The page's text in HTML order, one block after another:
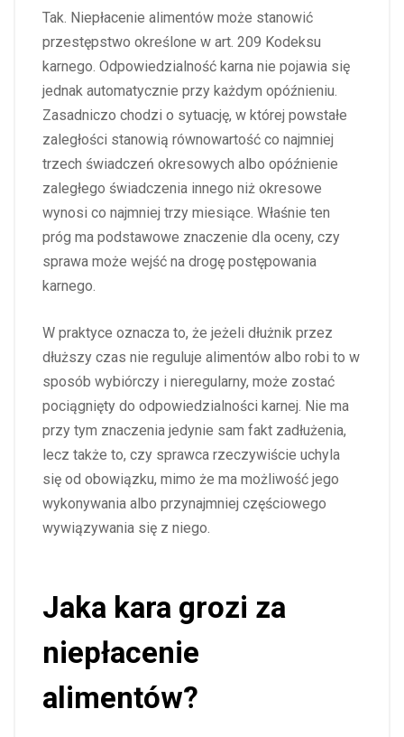
Tak. Niepłacenie alimentów może stanowić
przestępstwo określone w art. 209 Kodeksu
karnego. Odpowiedzialność karna nie pojawia się
jednak automatycznie przy każdym opóźnieniu.
Zasadniczo chodzi o sytuację, w której powstałe
zaległości stanowią równowartość co najmniej
trzech świadczeń okresowych albo opóźnienie
zaległego świadczenia innego niż okresowe
wynosi co najmniej trzy miesiące. Właśnie ten
próg ma podstawowe znaczenie dla oceny, czy
sprawa może wejść na drogę postępowania
karnego.
W praktyce oznacza to, że jeżeli dłużnik przez
dłuższy czas nie reguluje alimentów albo robi to w
sposób wybiórczy i nieregularny, może zostać
pociągnięty do odpowiedzialności karnej. Nie ma
przy tym znaczenia jedynie sam fakt zadłużenia,
lecz także to, czy sprawca rzeczywiście uchyla
się od obowiązku, mimo że ma możliwość jego
wykonywania albo przynajmniej częściowego
wywiązywania się z niego.
Jaka kara grozi za
niepłacenie
alimentów?